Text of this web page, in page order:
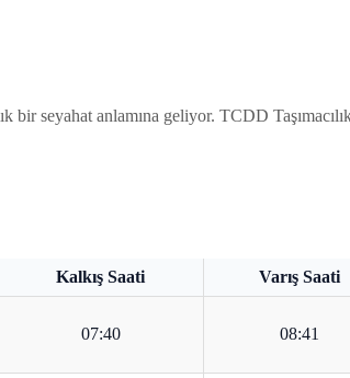
seyahat anlamına geliyor. TCDD
Kalkış Saati Varış Saati
07:40 08:41